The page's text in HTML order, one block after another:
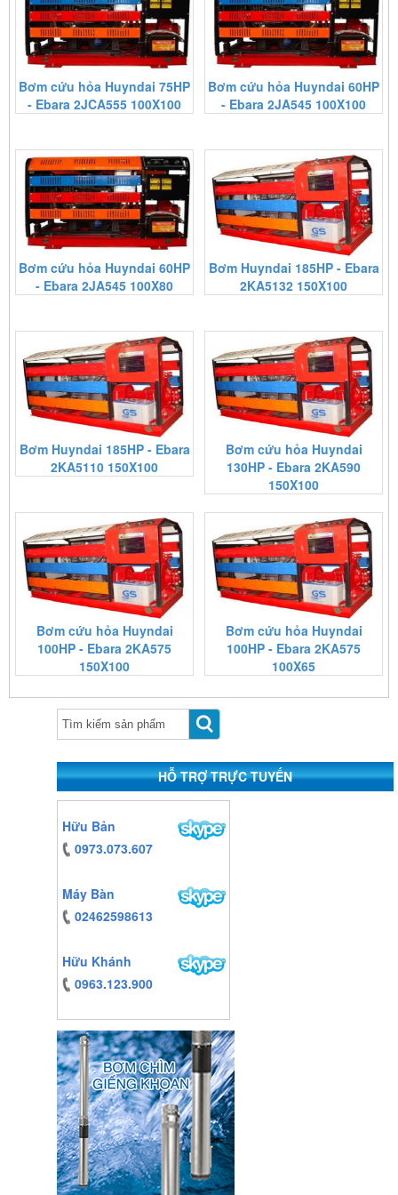
Bơm cứu hỏa Huyndai 75HP
- Ebara 2JCA555 100X100
Bơm cứu hỏa Huyndai 60HP
- Ebara 2JA545 100X100
Bơm cứu hỏa Huyndai 60HP
- Ebara 2JA545 100X80
Bơm Huyndai 185HP - Ebara
2KA5132 150X100
Bơm Huyndai 185HP - Ebara
2KA5110 150X100
Bơm cứu hỏa Huyndai
130HP - Ebara 2KA590
150X100
Bơm cứu hỏa Huyndai
100HP - Ebara 2KA575
150X100
Bơm cứu hỏa Huyndai
100HP - Ebara 2KA575
100X65
https:/www.high-
endrolex.com/13
HỖ TRỢ TRỰC TUYẾN
endrolex.com/13
Hữu Bản
0973.073.607
Máy Bàn
02462598613
Hữu Khánh
0963.123.900
https:/www.high-
endrolex.com/13